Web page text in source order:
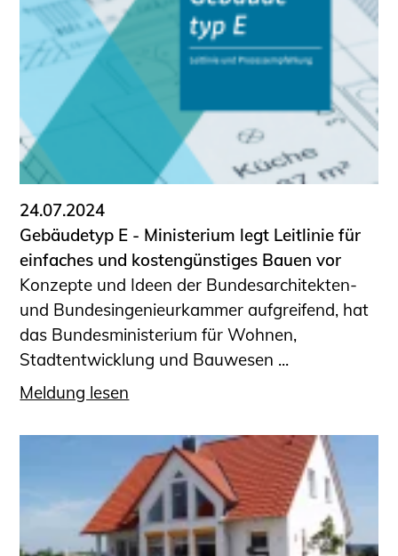
24.07.2024
Gebäudetyp E - Ministerium legt Leitlinie für
einfaches und kostengünstiges Bauen vor
Konzepte und Ideen der Bundesarchitekten-
und Bundesingenieurkammer aufgreifend, hat
das Bundesministerium für Wohnen,
Stadtentwicklung und Bauwesen ...
Meldung lesen